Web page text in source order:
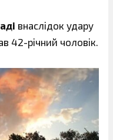
внаслідок удару
42-річний чоловік.